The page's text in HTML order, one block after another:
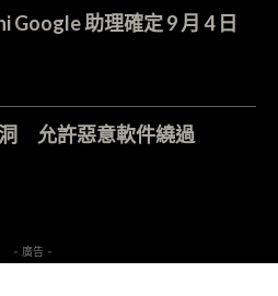
Google 助理確定 9 月 4 日
允許惡意軟件繞過
- 廣告 -